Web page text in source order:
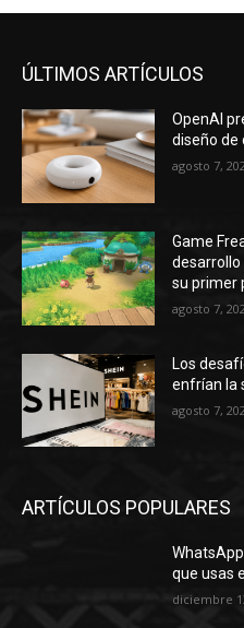
ÚLTIMOS ARTÍCULOS
OpenAI
diseño de
agosto 7,
Game
su primer
agosto 7,
Los
enfrían la
agosto 7,
ARTÍCULOS POPULARES
que usas
diciembre